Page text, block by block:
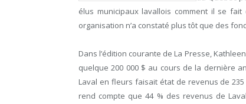
élus municipaux lavallois comment il se fait
organisation n’a constaté plus tôt que des
Dans l’édition courante de La Presse,
quelque 200 000 $ au cours de la dernière
Laval en fleurs faisait état de revenus de
rend compte que 44 % des revenus de